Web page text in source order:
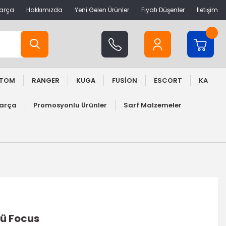
Hakkımızda Yeni Gelen Ürünler Fiyatı Düşenler İletişim
RANGER KUGA FUSİON ESCORT KA
Promosyonlu Ürünler Sarf Malzemeler
Focus